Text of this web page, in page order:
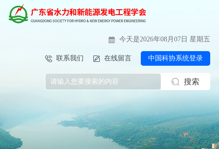
今天是2026年08月07日 星期五
联系我们 在线留言 中国科协系统登录
搜索